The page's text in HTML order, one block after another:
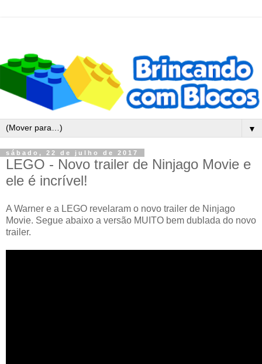
▼
sábado, 22 de julho de 2017
LEGO - Novo trailer de Ninjago Movie e
ele é incrível!
A Warner e a LEGO revelaram o novo trailer de Ninjago
Movie. Segue abaixo a versão MUITO bem dublada do novo
trailer.